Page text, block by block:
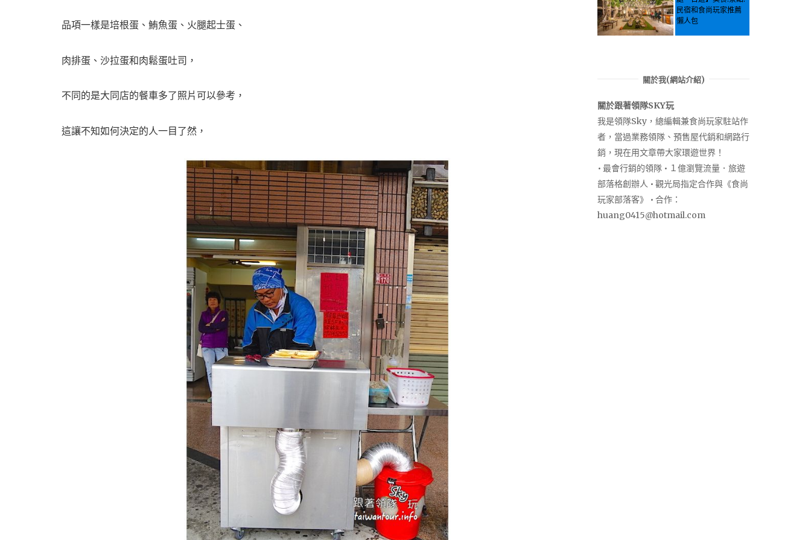
品項一樣是培根蛋、鮪魚蛋、火腿起士蛋、
肉排蛋、沙拉蛋和肉鬆蛋吐司，
不同的是大同店的餐車多了照片可以參考，
這讓不知如何決定的人一目了然，
民宿和食尚玩家推薦
懶人包
關於我(網站介紹)
關於跟著領隊SKY玩
我是領隊Sky，總編輯兼食尚玩家駐站作
者，當過業務領隊、預售屋代銷和網路行
銷，現在用文章帶大家環遊世界！
• 最會行銷的領隊 • １億瀏覽流量．旅遊
部落格創辦人 • 觀光局指定合作與《食尚
玩家部落客》 • 合作：
huang0415@hotmail.com